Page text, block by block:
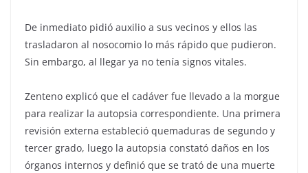
De inmediato pidió auxilio a sus vecinos y ellos las
trasladaron al nosocomio lo más rápido que pudieron.
Sin embargo, al llegar ya no tenía signos vitales.
Zenteno explicó que el cadáver fue llevado a la morgue
para realizar la autopsia correspondiente. Una primera
revisión externa estableció quemaduras de segundo y
tercer grado, luego la autopsia constató daños en los
órganos internos y definió que se trató de una muerte